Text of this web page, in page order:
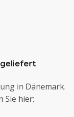
geliefert
in Dänemark.
Sie hier: